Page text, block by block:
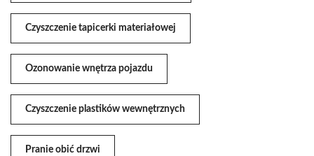
Czyszczenie tapicerki materiałowej
Ozonowanie wnętrza pojazdu
Czyszczenie plastików wewnętrznych
Pranie obić drzwi